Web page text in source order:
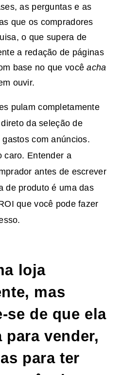
as perguntas e as
que os compradores
o que supera de
a redação de páginas
base no que vocêacha
ouvir.
pulam completamente
da seleção de
com anúncios.
caro. Entender a
antes de escrever
de produto é uma das
que você pode fazer
loja
mas
se de que ela
vender,
para ter